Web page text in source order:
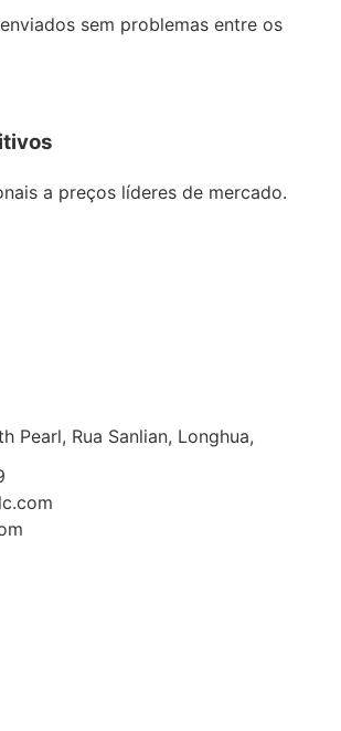
sem problemas entre os
a preços líderes de mercado.
Pearl, Rua Sanlian, Longhua,